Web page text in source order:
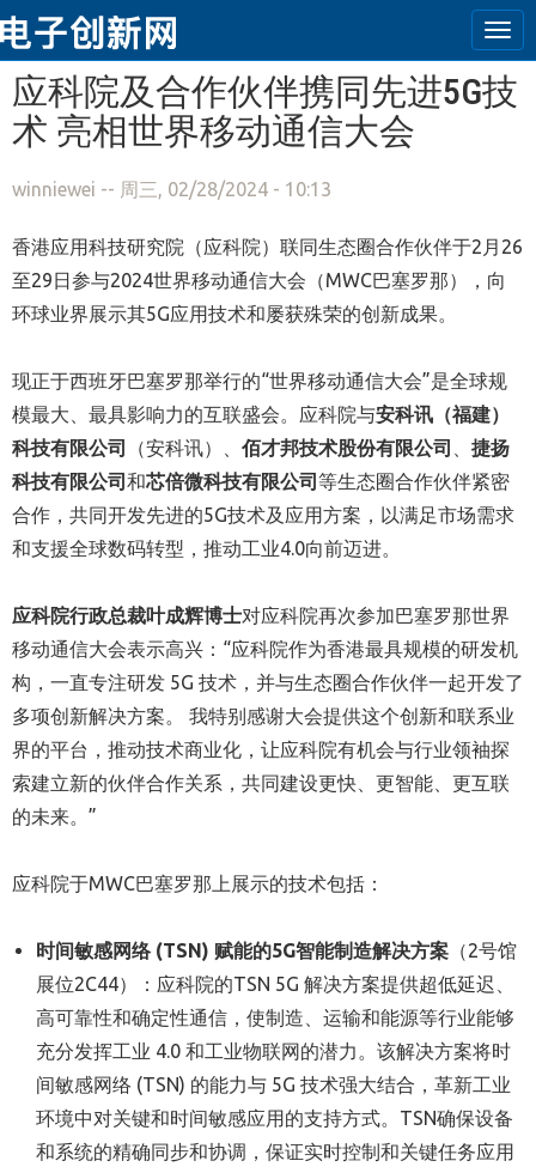
跳转到主要内容
应科院及合作伙伴携同先进5G技
术 亮相世界移动通信大会
winniewei -- 周三, 02/28/2024 - 10:13
香港应用科技研究院（应科院）联同生态圈合作伙伴于2月26
至29日参与2024世界移动通信大会（MWC巴塞罗那），向
环球业界展示其5G应用技术和屡获殊荣的创新成果。
现正于西班牙巴塞罗那举行的“世界移动通信大会”是全球规
模最大、最具影响力的互联盛会。应科院与安科讯（福建）
科技有限公司
（安科讯）、 佰才邦技术股份有限公司
捷扬
科技有限公司 和芯倍微科技有限公司 等生态圈合作伙伴紧密
合作，共同开发先进的5G技术及应用方案，以满足市场需求
和支援全球数码转型，推动工业4.0向前迈进。
应科院行政总裁叶成辉博士对应科院再次参加巴塞罗那世界
移动通信大会表示高兴：“应科院作为香港最具规模的研发机
构，一直专注研发 5G 技术，并与生态圈合作伙伴一起开发了
多项创新解决方案。 我特别感谢大会提供这个创新和联系业
界的平台，推动技术商业化，让应科院有机会与行业领袖探
索建立新的伙伴合作关系，共同建设更快、更智能、更互联
的未来。”
应科院于MWC巴塞罗那 上展示的技术包括：
时间敏感网络(TSN) 赋能的5G智能制造解决方案 （2号馆
展位2C44）：应科院的TSN 5G 解决方案提供超低延迟、
高可靠性和确定性通信 ，使制造、运输和能源等行业能够
充分发挥工业 4.0 和工业物联网的潜力。该解决方案将时
间敏感网络 (TSN) 的能力与 5G 技术强大结合，革新工业
环境中对关键和时间敏感应用的支持方式。TSN确保设备
和系统的精确同步和协调，保证实时控制和关键任务应用